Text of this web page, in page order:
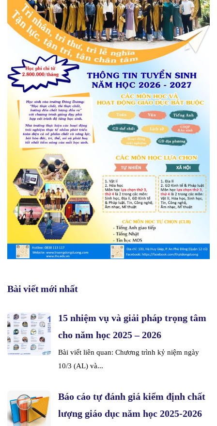
Bài viết mới nhất
15 nhiệm vụ và giải pháp trọng tâm
cho năm học 2025 – 2026
Bài viết liên quan: Chương trình kỷ niệm ngày
10/3 (AL) và...
Báo cáo tự đánh giá kiểm định chất
lượng giáo dục năm học 2025-2026